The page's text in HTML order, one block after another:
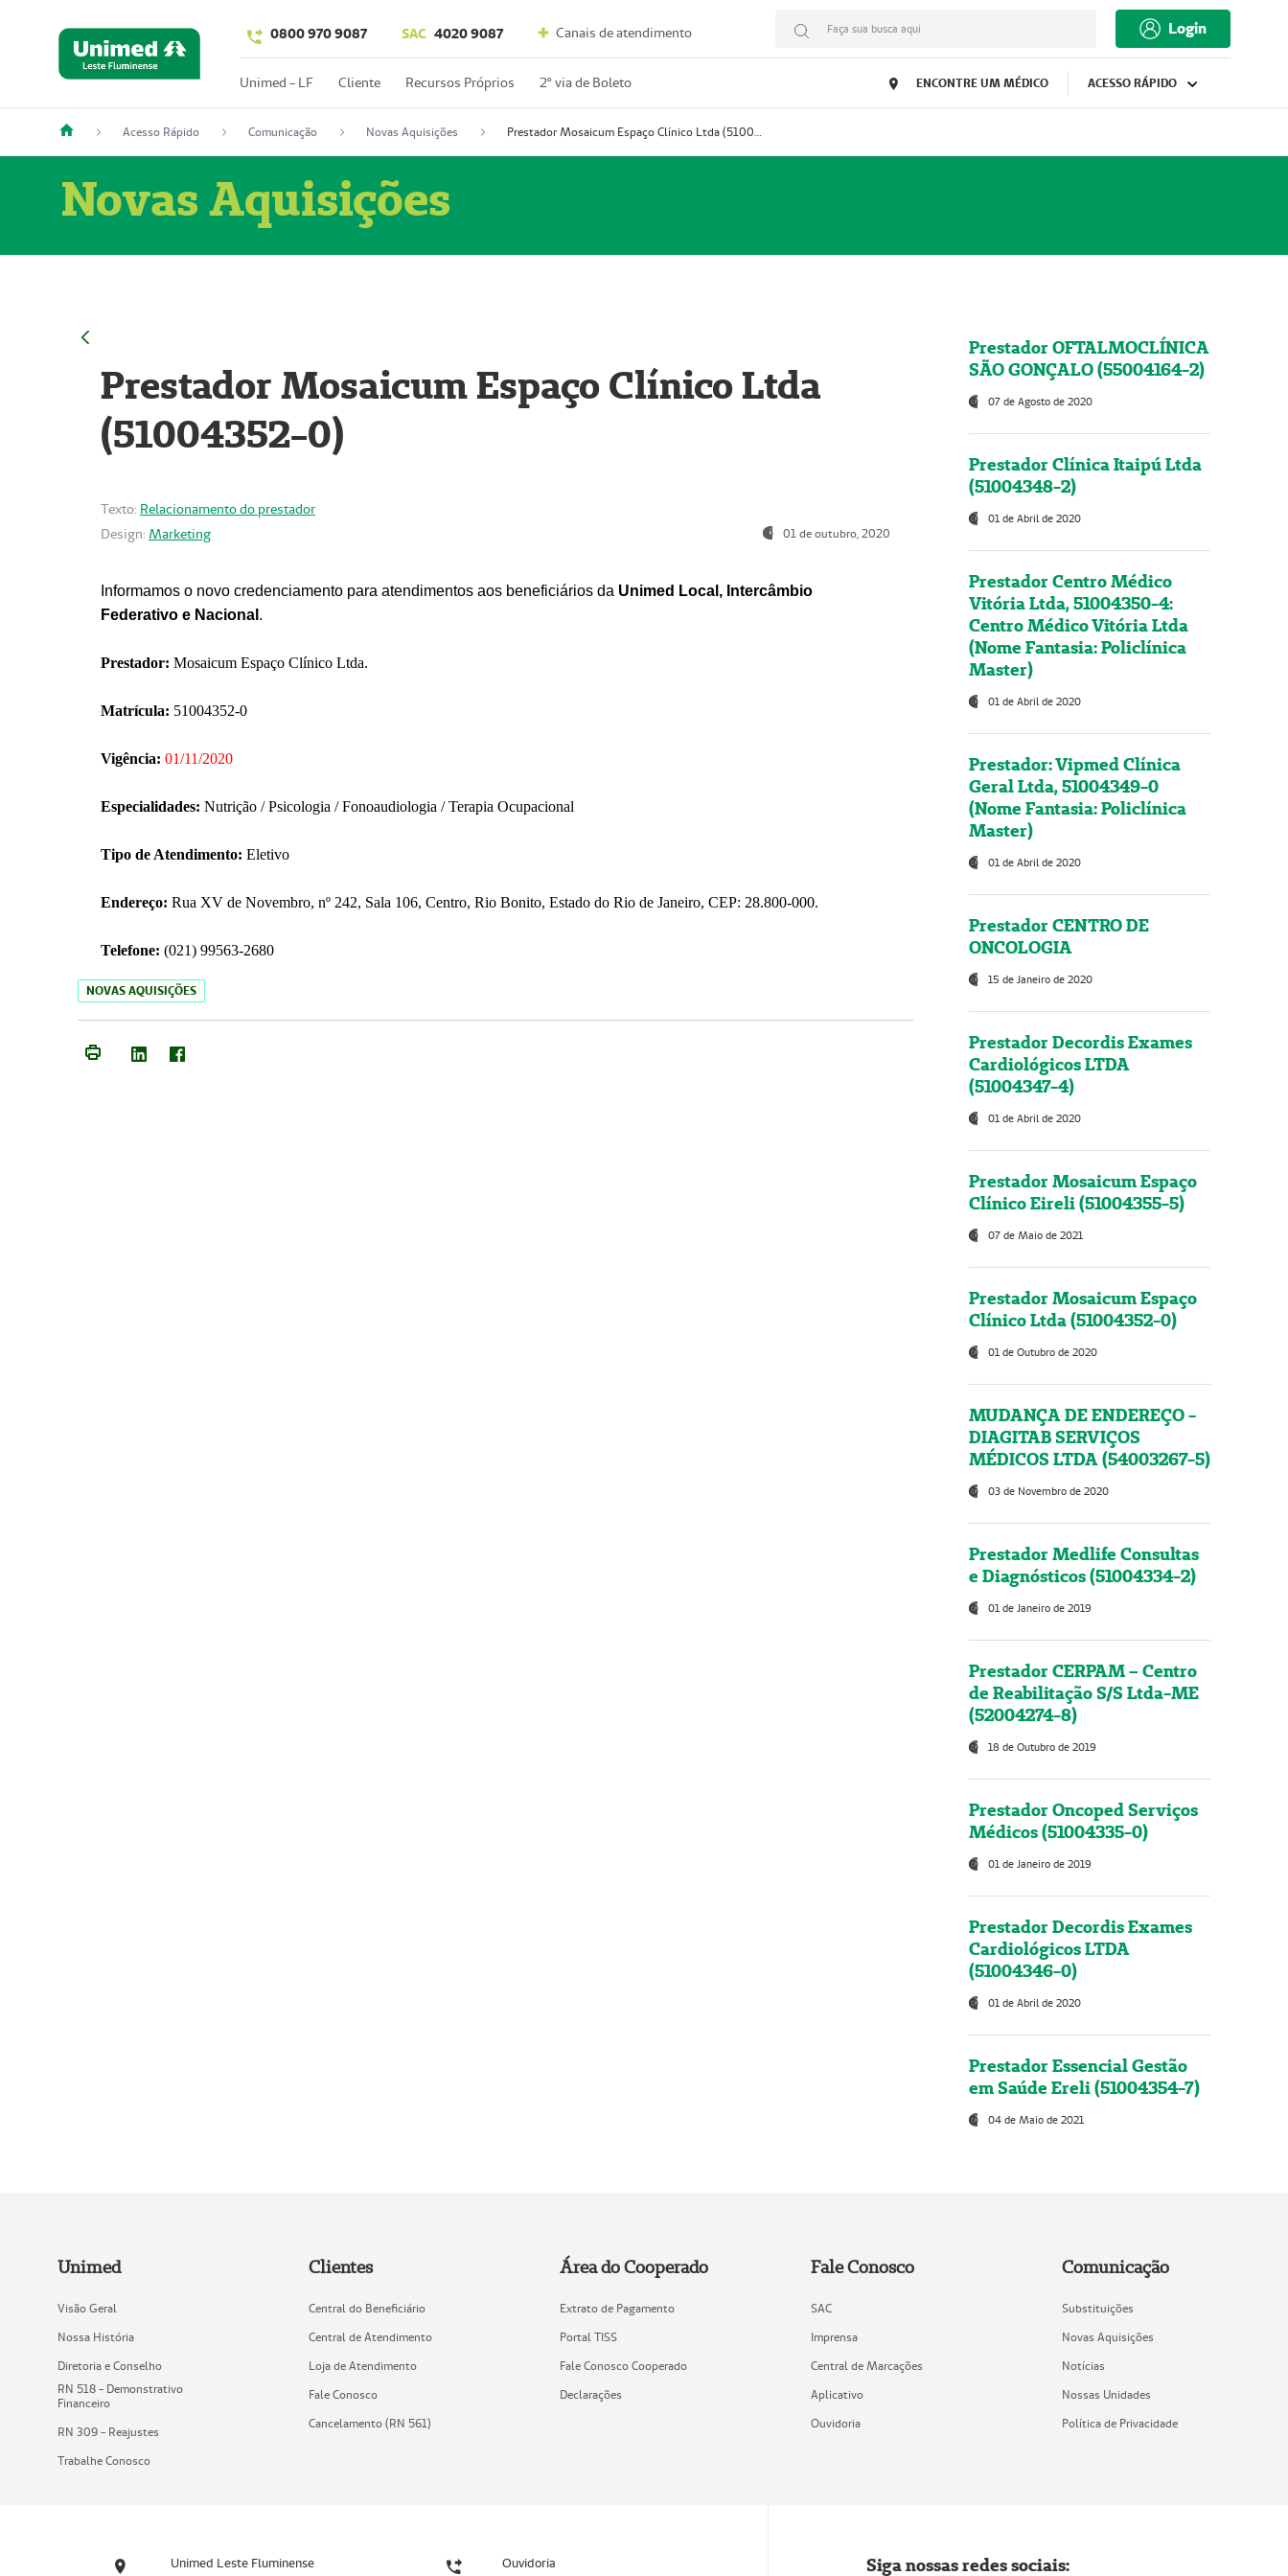
0800 970 9087 SAC 4020 9087 Canais de atendimento Faça sua busca aqui Login
Unimed - LF Cliente Recursos Próprios 2º via de Boleto ENCONTRE UM MÉDICO ACESSO RÁPIDO
Acesso Rápido Comunicação Novas Aquisições Prestador Mosaicum Espaço Clínico Ltda (51004352-0)
Novas Aquisições
Prestador Mosaicum Espaço Clínico Ltda
(51004352-0)
Texto: Relacionamento do prestador
Design: Marketing 01 de outubro, 2020
Informamos o novo credenciamento para atendimentos aos beneficiários da Unimed Local, Intercâmbio
Federativo e Nacional .
Prestador: Mosaicum Espaço Clínico Ltda.
Matrícula: 51004352-0
Vigência: 01/11/2020
Especialidades: Nutrição / Psicologia / Fonoaudiologia / Terapia Ocupacional
Tipo de Atendimento: Eletivo
Endereço: Rua XV de Novembro, nº 242, Sala 106, Centro, Rio Bonito, Estado do Rio de Janeiro, CEP: 28.800-000.
Telefone: (021) 99563-2680
NOVAS AQUISIÇÕES
Prestador OFTALMOCLÍNICA
SÃO GONÇALO (55004164-2)
07 de Agosto de 2020
Prestador Clínica Itaipú Ltda
(51004348-2)
01 de Abril de 2020
Prestador Centro Médico
Vitória Ltda, 51004350-4:
Centro Médico Vitória Ltda
(Nome Fantasia: Policlínica
Master)
01 de Abril de 2020
Prestador: Vipmed Clínica
Geral Ltda, 51004349-0
(Nome Fantasia: Policlínica
Master)
01 de Abril de 2020
Prestador CENTRO DE
ONCOLOGIA
15 de Janeiro de 2020
Prestador Decordis Exames
Cardiológicos LTDA
(51004347-4)
01 de Abril de 2020
Prestador Mosaicum Espaço
Clínico Eireli (51004355-5)
07 de Maio de 2021
Prestador Mosaicum Espaço
Clínico Ltda (51004352-0)
01 de Outubro de 2020
MUDANÇA DE ENDEREÇO -
DIAGITAB SERVIÇOS
MÉDICOS LTDA (54003267-5)
03 de Novembro de 2020
Prestador Medlife Consultas
e Diagnósticos (51004334-2)
01 de Janeiro de 2019
Prestador CERPAM – Centro
de Reabilitação S/S Ltda-ME
(52004274-8)
18 de Outubro de 2019
Prestador Oncoped Serviços
Médicos (51004335-0)
01 de Janeiro de 2019
Prestador Decordis Exames
Cardiológicos LTDA
(51004346-0)
01 de Abril de 2020
Prestador Essencial Gestão
em Saúde Ereli (51004354-7)
04 de Maio de 2021
Unimed
Visão Geral
Nossa História
Diretoria e Conselho
RN 518 - Demonstrativo
Financeiro
RN 309 - Reajustes
Trabalhe Conosco
Clientes
Central do Beneficiário
Central de Atendimento
Loja de Atendimento
Fale Conosco
Cancelamento (RN 561)
Área do Cooperado
Extrato de Pagamento
Portal TISS
Fale Conosco Cooperado
Declarações
Fale Conosco
SAC
Imprensa
Central de Marcações
Aplicativo
Ouvidoria
Comunicação
Substituições
Novas Aquisições
Notícias
Nossas Unidades
Política de Privacidade
Unimed Leste Fluminense Ouvidoria Siga nossas redes sociais: